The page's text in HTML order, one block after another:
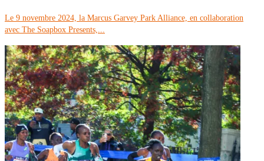
Le 9 novembre 2024, la Marcus Garvey Park Alliance, en collaboration
avec The Soapbox Presents,...